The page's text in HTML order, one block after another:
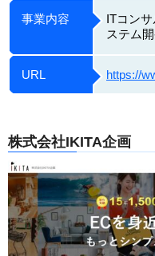
事業内容
ITコン
ステム
URL https://
株式会社IKITA企画